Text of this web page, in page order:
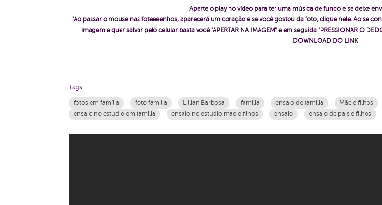
Aperte o play no vídeo para ter uma música de fundo e se deixe
"Ao passar o mouse nas foteeeenhos, aparecerá um coração e se você gostou da foto, clique nele. Ao se
imagem e quer salvar pelo celular basta você "APERTAR NA IMAGEM" e em seguida "PRESSIONAR O
DOWNLOAD DO LINK
Tags
fotos em família foto familia Lillian Barbosa familia ensaio de familia Mãe e filhos
ensaio no estudio em familia
ensaio no estudio mae e filhos ensaio ensaio de pais e filhos